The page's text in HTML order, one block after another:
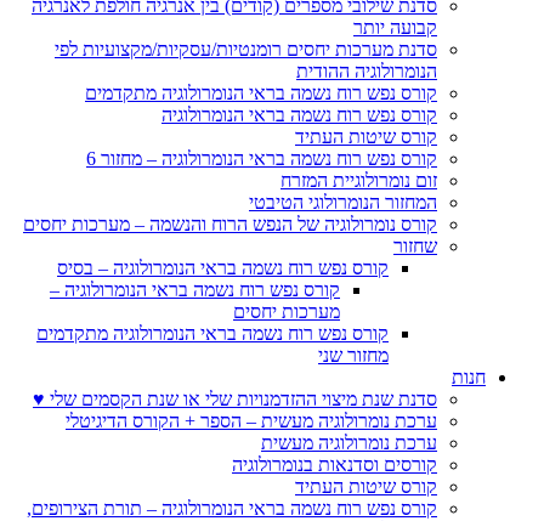
סדנת שילובי מספרים (קודים) בין אנרגיה חולפת לאנרגיה
קבועה יותר
סדנת מערכות יחסים רומנטיות/עסקיות/מקצועיות לפי
הנומרולוגיה ההודית
קורס נפש רוח נשמה בראי הנומרולוגיה מתקדמים
קורס נפש רוח נשמה בראי הנומרולוגיה
קורס שיטות העתיד
קורס נפש רוח נשמה בראי הנומרולוגיה – מחזור 6
זום נומרולוגיית המזרח
המחזור הנומרולוגי הטיבטי
קורס נומרולוגיה של הנפש הרוח והנשמה – מערכות יחסים
שחזור
קורס נפש רוח נשמה בראי הנומרולוגיה – בסיס
קורס נפש רוח נשמה בראי הנומרולוגיה –
מערכות יחסים
קורס נפש רוח נשמה בראי הנומרולוגיה מתקדמים
מחזור שני
חנות
סדנת שנת מיצוי ההזדמנויות שלי או שנת הקסמים שלי ♥
ערכת נומרולוגיה מעשית – הספר + הקורס הדיגיטלי
ערכת נומרולוגיה מעשית
קורסים וסדנאות בנומרולוגיה
קורס שיטות העתיד
קורס נפש רוח נשמה בראי הנומרולוגיה – תורת הצירופים,